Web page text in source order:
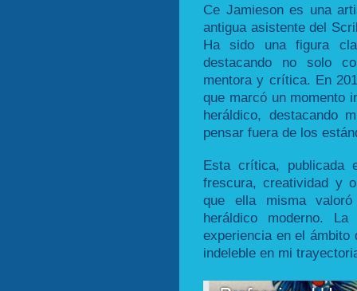
Ce Jamieson es una
antigua asistente del
Ha sido una figura
destacando no solo
mentora y crítica. En
que marcó un momento
heráldico, destacando
pensar fuera de los
Esta crítica, publicada
frescura, creatividad y
que ella misma
heráldico moderno.
experiencia en el ámbito
indeleble en mi